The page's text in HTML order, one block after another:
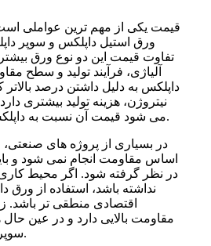
قیمت یکی از مهم ترین عواملی
ورق استیل داپلکس و سوپر
تفاوت قیمت این دو نوع ورق
آلیاژی، فرآیند تولید و سطح
داپلکس به دلیل داشتن درصد بالاتر
نیتروژن، هزینه تولید بیشتری
می شود قیمت آن نسبت به داپلکس معمولی بالاتر باشد.
در بسیاری از پروژه های صنعتی،
اساس مقاومت انجام نمی شود و
در نظر گرفته شود. اگر محیط
نداشته باشد، استفاده از ورق
اقتصادی منطقی تر باشد.
مقاومت بالایی دارد و در عین
سوپر داپلکس ایجاد می کند.